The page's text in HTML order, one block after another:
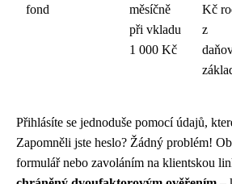
fond
měsíčně
při vkladu
1 000 Kč
Kč
z
Přihlásíte se jednoduše pomocí údajů,
Zapomněli jste heslo? Žádný problém!
formulář nebo zavoláním na klientskou